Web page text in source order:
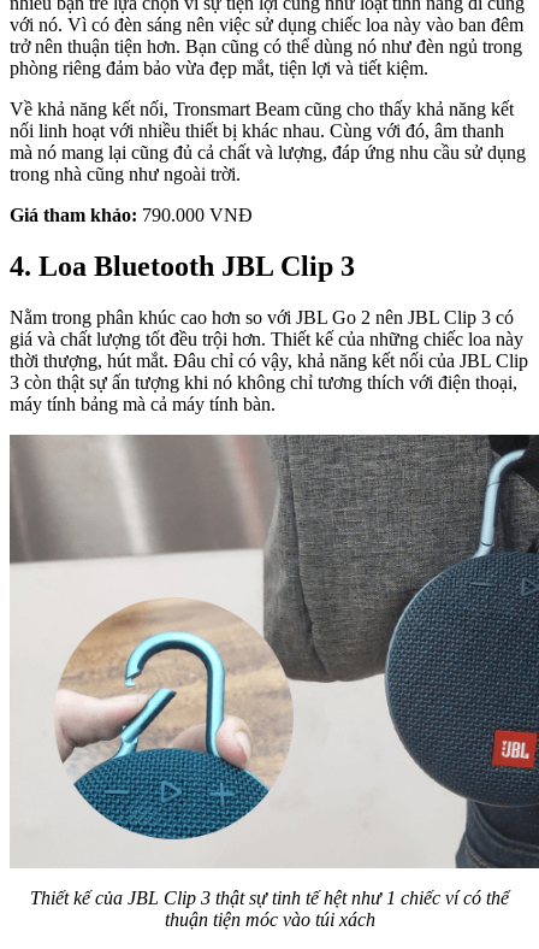
với nó. Vì có đèn sáng nên việc sử dụng chiếc loa này vào ban đêm
trở nên thuận tiện hơn. Bạn cũng có thể dùng nó như đèn ngủ trong
phòng riêng đảm bảo vừa đẹp mắt, tiện lợi và tiết kiệm.
Về khả năng kết nối, Tronsmart Beam cũng cho thấy khả năng kết
nối linh hoạt với nhiều thiết bị khác nhau. Cùng với đó, âm thanh
mà nó mang lại cũng đủ cả chất và lượng, đáp ứng nhu cầu sử dụng
trong nhà cũng như ngoài trời.
Giá tham khảo: 790.000 VNĐ
4. Loa Bluetooth JBL Clip 3
Nằm trong phân khúc cao hơn so với JBL Go 2 nên JBL Clip 3 có
giá và chất lượng tốt đều trội hơn. Thiết kế của những chiếc loa này
thời thượng, hút mắt. Đâu chỉ có vậy, khả năng kết nối của JBL Clip
3 còn thật sự ấn tượng khi nó không chỉ tương thích với điện thoại,
máy tính bảng mà cả máy tính bàn.
Thiết kế của JBL Clip 3 thật sự tinh tế hệt như 1 chiếc ví có thể
thuận tiện móc vào túi xách